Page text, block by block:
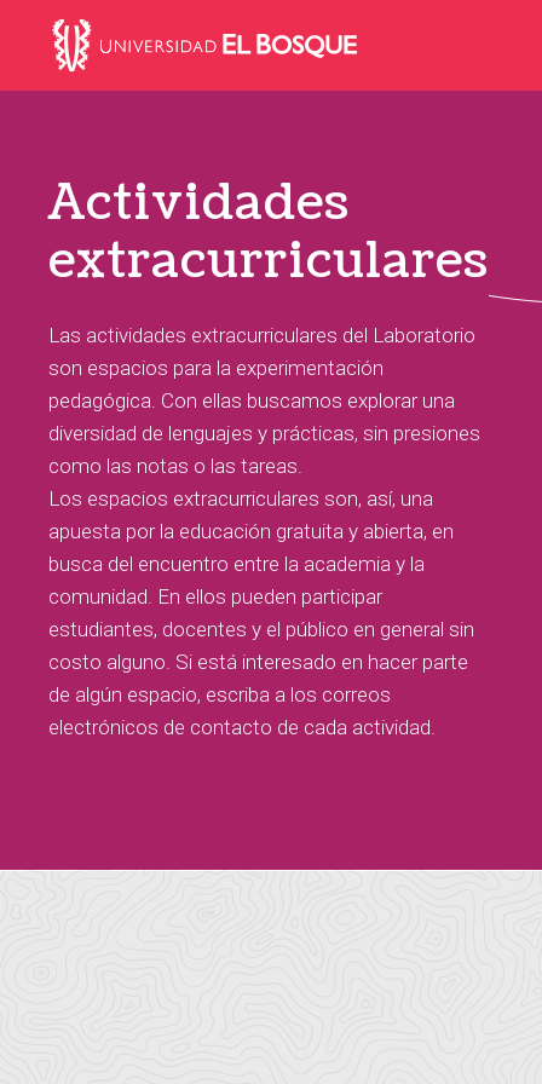
Skip
links
primary
content
Main
navigation
A-Z LABORATORIO BLOG
Actividades
extracurriculares
Las actividades extracurriculares del Laboratorio
son espacios para la experimentación
pedagógica. Con ellas buscamos explorar una
diversidad de lenguajes y prácticas, sin presiones
como las notas o las tareas.
Los espacios extracurriculares son, así, una
apuesta por la educación gratuita y abierta, en
busca del encuentro entre la academia y la
comunidad. En ellos pueden participar
estudiantes, docentes y el público en general sin
costo alguno. Si está interesado en hacer parte
de algún espacio, escriba a los correos
electrónicos de contacto de cada actividad.